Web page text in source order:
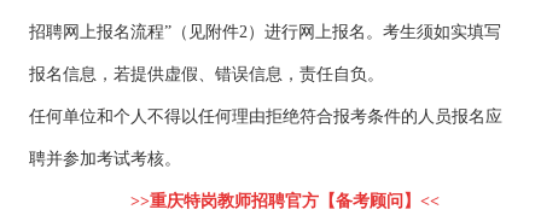
招聘网上报名流程”（见附件2）进行网上报名。考生须如实填写
报名信息，若提供虚假、错误信息，责任自负。
任何单位和个人不得以任何理由拒绝符合报考条件的人员报名应
聘并参加考试考核。
>>重庆特岗教师招聘官方【备考顾问】<<